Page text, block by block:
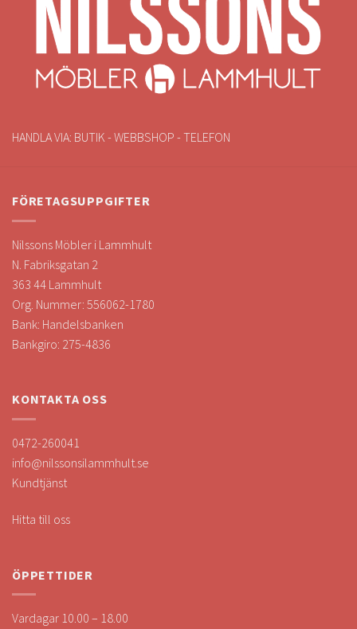
HANDLA VIA: BUTIK - WEBBSHOP - TELEFON
FÖRETAGSUPPGIFTER
Nilssons Möbler i Lammhult
N. Fabriksgatan 2
363 44 Lammhult
Org. Nummer: 556062-1780
Bank: Handelsbanken
Bankgiro: 275-4836
KONTAKTA OSS
0472-260041
info@nilssonsilammhult.se
Kundtjänst
Hitta till oss
ÖPPETTIDER
Vardagar 10.00 – 18.00